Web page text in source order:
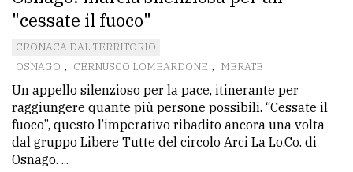
"cessate il fuoco"
CRONACA DAL TERRITORIO
OSNAGO , CERNUSCO LOMBARDONE , MERATE
Un appello silenzioso per la pace, itinerante per
raggiungere quante più persone possibili. “Cessate il
fuoco”, questo l’imperativo ribadito ancora una volta
dal gruppo Libere Tutte del circolo Arci La Lo.Co. di
Osnago. ...